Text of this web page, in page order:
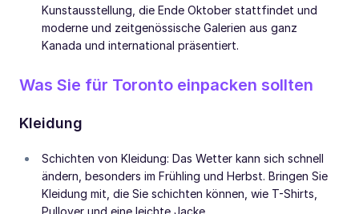
Kunstausstellung, die Ende Oktober stattfindet und
moderne und zeitgenössische Galerien aus ganz
Kanada und international präsentiert.
Was Sie für Toronto einpacken sollten
Kleidung
Schichten von Kleidung: Das Wetter kann sich schnell
ändern, besonders im Frühling und Herbst. Bringen Sie
Kleidung mit, die Sie schichten können, wie T-Shirts,
Pullover und eine leichte Jacke.